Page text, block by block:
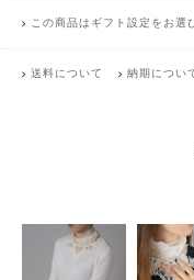
この商品はギフト設定をお選
送料について 納期につい